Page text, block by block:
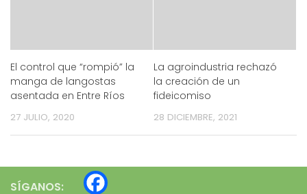
El control que “rompió” la
manga de langostas
asentada en Entre Ríos
27 JULIO, 2020
La agroindustria rechazó
la creación de un
fideicomiso
28 DICIEMBRE, 2021
SÍGANOS: